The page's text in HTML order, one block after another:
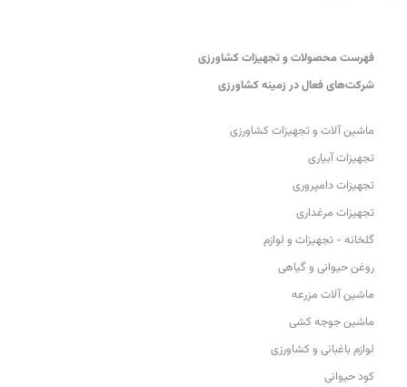
فهرست محصولات و تجهیزات کشاورزی
شرکت‌های فعال در زمینه کشاورزی
ماشین آلات و تجهیزات کشاورزی
تجهیزات آبیاری
تجهیزات دامپروری
تجهیزات مرغداری
گلخانه - تجهیزات و لوازم
روغن حیوانی و گیاهی
ماشین آلات مزرعه
ماشین جوجه کشی
لوازم باغبانی و کشاورزی
کود حیوانی